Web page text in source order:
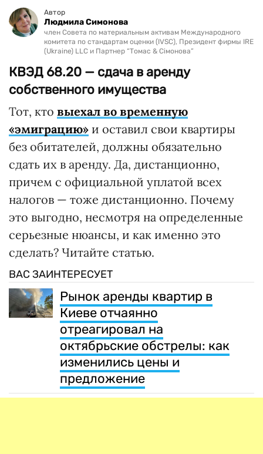
Автор
Людмила Симонова
член Совета по материальным активам Международного
комитета по стандартам оценки (IVSC), Президент фирмы IRE
(Ukraine) LLC и Партнер “Томас & Сімонова”
КВЭД 68.20 — сдача в аренду
собственного имущества
Тот, кто выехал во временную
«эмиграцию» и оставил свои квартиры
без обитателей, должны обязательно
сдать их в аренду. Да, дистанционно,
причем с официальной уплатой всех
налогов — тоже дистанционно. Почему
это выгодно, несмотря на определенные
серьезные нюансы, и как именно это
сделать? Читайте статью.
ВАС ЗАИНТЕРЕСУЕТ
Рынок аренды квартир в
Киеве отчаянно
отреагировал на
октябрьские обстрелы: как
изменились цены и
предложение